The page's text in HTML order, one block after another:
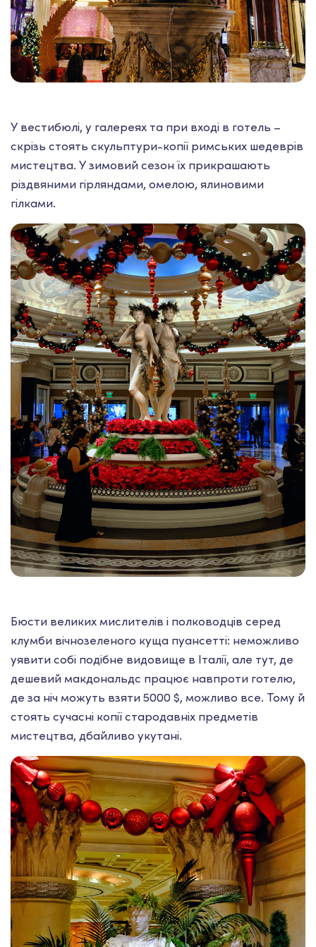
У вестибюлі, у галереях та при вході в готель –
скрізь стоять скульптури-копії римських шедеврів
мистецтва. У зимовий сезон їх прикрашають
різдвяними гірляндами, омелою, ялиновими
гілками.
Бюсти великих мислителів і полководців серед
клумби вічнозеленого куща пуансетті: неможливо
уявити собі подібне видовище в Італії, але тут, де
дешевий макдональдс працює навпроти готелю,
де за ніч можуть взяти 5000 $, можливо все. Тому й
стоять сучасні копії стародавніх предметів
мистецтва, дбайливо укутані.